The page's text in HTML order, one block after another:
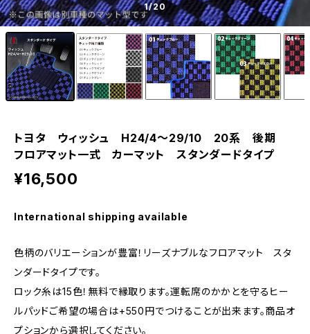
1/20
トヨタ ウィッシュ H24/4〜29/10 20系 後期
フロアマット一式 カーマット スタンダードタイプ
¥16,500
International shipping available
色柄のバリエーションが豊富！リーズナブルなフロアマット スタ
ンダードタイプです。
ロック糸は15色！無料で縁取ります。運転席のかかとを守るヒー
ルパッドご希望の場合は+550円でつけることが出来ます。商品オ
プションから選択してください。